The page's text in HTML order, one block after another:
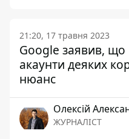
21:20, 17 травня 2023
Google заявив,
акаунти деяких
нюанс
Олексій
ЖУРНАЛІСТ